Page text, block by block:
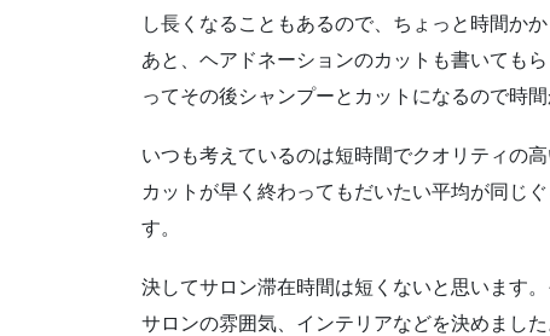
し長くなることもあるので、ちょっと時間かか
あと、ヘアドネーションのカットも書いても
ってその後シャンプーとカットになるので時間
いつも考えているのは短時間でクオリティの
カットが早く終わってもだいたい平均が同じ
す。
決してサロン滞在時間は短くないと思います
サロンの雰囲気、インテリアなどを決めました